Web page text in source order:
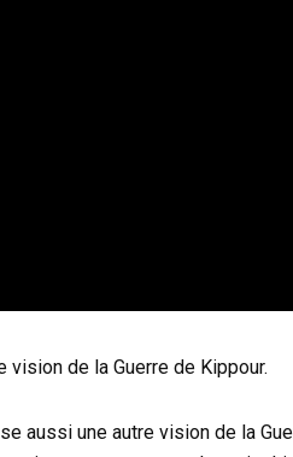
de la Guerre de Kippour.
aussi une autre vision de la